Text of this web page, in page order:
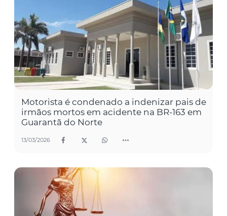
Motorista é condenado a indenizar pais de
irmãos mortos em acidente na BR-163 em
Guarantã do Norte
13/03/2026